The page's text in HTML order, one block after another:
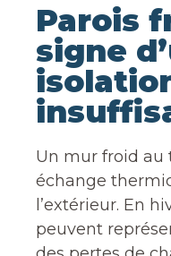
Parois
signe
Un mur froid au
échange
l’extérieur. En
peuvent